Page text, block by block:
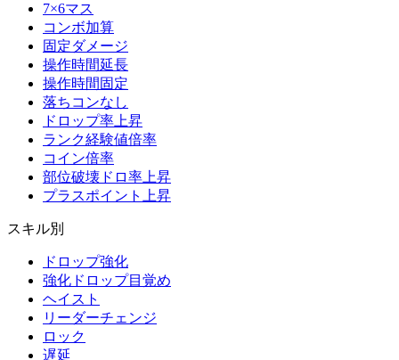
7×6マス
コンボ加算
固定ダメージ
操作時間延長
操作時間固定
落ちコンなし
ドロップ率上昇
ランク経験値倍率
コイン倍率
部位破壊ドロ率上昇
プラスポイント上昇
スキル別
ドロップ強化
強化ドロップ目覚め
ヘイスト
リーダーチェンジ
ロック
遅延